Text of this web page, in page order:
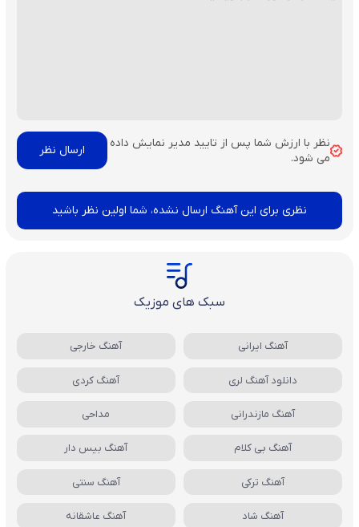
نظر با ارزش شما پس از تایید مدیر نمایش داده
می شود.
نظری برای این آهنگ ارسال نشده، شما اولین نظر باشید
سبک های موزیک
آهنگ ایرانی آهنگ خارجی
دانلود آهنگ لری آهنگ کردی
آهنگ مازندرانی مداحی
آهنگ بی کلام آهنگ بیس دار
آهنگ ترکی آهنگ سنتی
آهنگ شاد آهنگ عاشقانه